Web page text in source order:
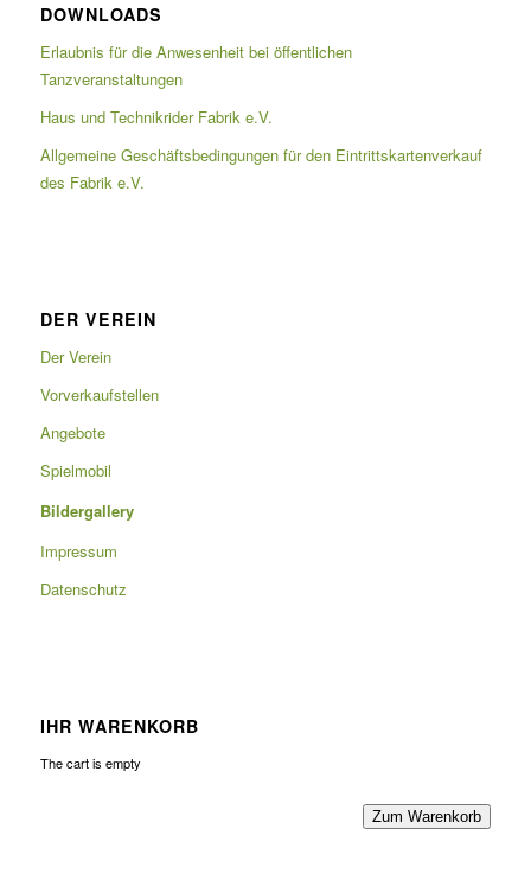
DOWNLOADS
Erlaubnis für die Anwesenheit bei öffentlichen
Tanzveranstaltungen
Haus und Technikrider Fabrik e.V.
Allgemeine Geschäftsbedingungen für den Eintrittskartenverkauf
des Fabrik e.V.
DER VEREIN
Der Verein
Vorverkaufstellen
Angebote
Spielmobil
Bildergallery
Impressum
Datenschutz
IHR WARENKORB
The cart is empty
Zum Warenkorb